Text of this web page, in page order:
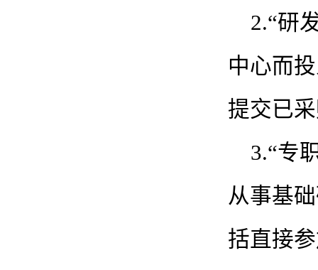
2.“研
中心而
提交已
3.“专
从事基
括直接